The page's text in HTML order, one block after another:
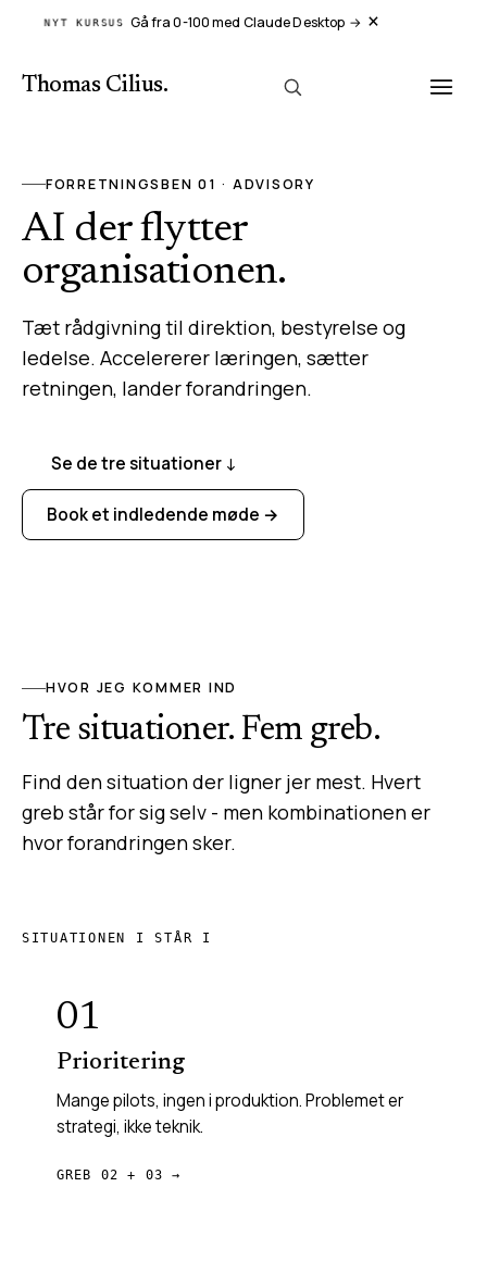
NYT KURSUS Gå fra 0-100 med Claude Desktop → ×
Thomas Cilius.
FORRETNINGSBEN 01 · ADVISORY
AI der flytter
organisationen.
Tæt rådgivning til direktion, bestyrelse og
ledelse. Accelererer læringen, sætter
retningen, lander forandringen.
Se de tre situationer ↓
Book et indledende møde →
HVOR JEG KOMMER IND
Tre situationer. Fem greb.
Find den situation der ligner jer mest. Hvert
greb står for sig selv - men kombinationen er
hvor forandringen sker.
SITUATIONEN I STÅR I
01
Prioritering
Mange pilots, ingen i produktion. Problemet er
strategi, ikke teknik.
GREB 02 + 03 →